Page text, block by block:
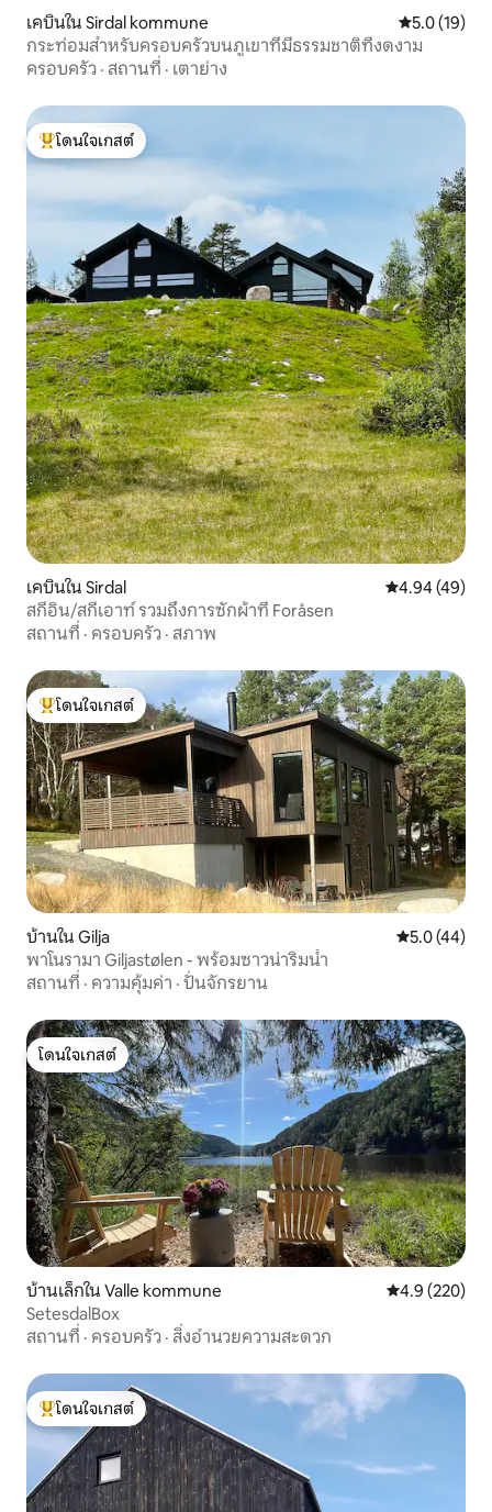
เคบินใน Sirdal kommune คะแนนเฉลี่ย
5.0 (19)
กระท่อมสำหรับครอบครัวบนภูเขาที่มีธรรมชาติที่งดงาม
ครอบครัว · สถานที่ · เตาย่าง
โดนใจเกสต์ที่สุด
โดนใจเกสต์
เคบินใน Sirdal คะแนนเฉลี่ย
4.94 (49)
สกีอิน/สกีเอาท์ รวมถึงการซักผ้าที่ Foråsen
สถานที่ · ครอบครัว · สภาพ
โดนใจเกสต์ที่สุด
โดนใจเกสต์
บ้านใน Gilja คะแนนเฉลี่ย
5.0 (44)
พาโนรามา Giljastølen - พร้อมซาวน่าริมน้ำ
สถานที่ · ความคุ้มค่า · ปั่นจักรยาน
โดนใจเกสต์
โดนใจเกสต์
บ้านเล็กใน Valle kommune คะแนนเฉลี่ย
4.9 (220)
SetesdalBox
สถานที่ · ครอบครัว · สิ่งอำนวยความสะดวก
โดนใจเกสต์ที่สุด
โดนใจเกสต์